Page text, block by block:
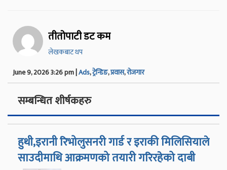
तीतोपाटी डट कम
लेखकबाट थप
June 9, 2026 3:26 pm |Ads,ट्रेन्डिङ,प्रवास,रोजगार
सम्बन्धित शीर्षकहरु
हुथी,इरानी रिभोलुसनरी गार्ड र इराकी मिलिसियाले
साउदीमाथि आक्रमणको तयारी गरिरहेको दाबी